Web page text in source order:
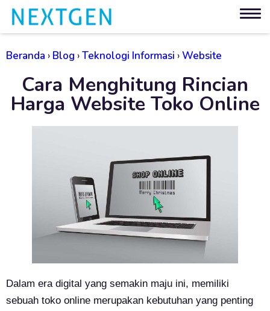
Beranda › Blog ›Teknologi Informasi ›Website
Cara Menghitung Rincian
Harga Website Toko Online
Dalam era digital yang semakin maju ini, memiliki
sebuah toko online merupakan kebutuhan yang penting